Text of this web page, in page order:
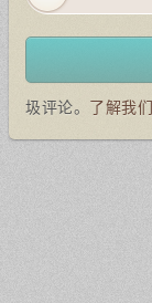
圾评论。 了解我